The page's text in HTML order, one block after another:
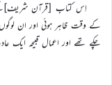
اِس کتاب [قرآن شریف]کے
کے وقت ظاہر ہوئی اور ان
چکے تھے اور اعمال قبیحہ ایک